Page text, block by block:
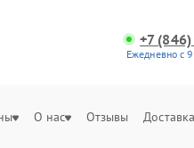
+7
Ежедневно с
О нас Отзывы Доставка